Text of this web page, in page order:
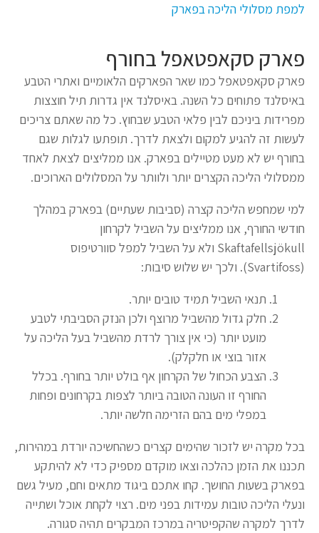
למפת מסלולי הליכה בפארק
פארק סקאפטאפל בחורף
פארק סקאפטאפל כמו שאר הפארקים הלאומיים ואתרי הטבע
באיסלנד פתוחים כל השנה. באיסלנד אין גדרות תיל חוצצות
מפרידות ביניכם לבין פלאי הטבע שבחוץ. כל מה שאתם צריכים
לעשות זה להגיע למקום ולצאת לדרך. תופתעו לגלות שגם
בחורף יש לא מעט מטיילים בפארק. אנו ממליצים לצאת לאחד
ממסלולי הליכה הקצרים יותר ולוותר על המסלולים הארוכים.
למי שמחפש הליכה קצרה (סביבות שעתיים) בפארק במהלך
חודשי החורף, אנו ממליצים על השביל לקרחון
Skaftafellsjökull ולא על השביל למפל סוורטיפוס
תנאי השביל תמיד טובים יותר.
חלק גדול מהשביל מרוצף ולכן הנזק הסביבתי לטבע
מועט יותר (כי אין צורך לרדת מהשביל בעל הליכה על
אזור בוצי או חלקלק).
הצבע הכחול של הקרחון אף בולט יותר בחורף. בכלל
החורף זו העונה הטובה ביותר לצפות בקרחונים ופחות
במפלי מים בהם הזרימה חלשה יותר.
בכל מקרה יש לזכור שהימים קצרים כשהחשיכה יורדת במהירות,
תכננו את הזמן כהלכה וצאו מוקדם מספיק כדי לא להיתקע
בפארק בשעות החושך. קחו אתכם ביגוד מתאים וחם, מעיל גשם
ונעלי הליכה טובות עמידות בפני מים. רצוי לקחת אוכל ושתייה
לדרך למקרה שהקפיטריה במרכז המבקרים תהיה סגורה.